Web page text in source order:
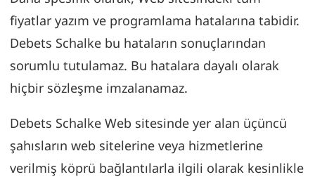
fiyatlar yazım ve programlama hatalarına tabidir.
Debets Schalke bu hataların sonuçlarından
sorumlu tutulamaz. Bu hatalara dayalı olarak
hiçbir sözleşme imzalanamaz.
Debets Schalke Web sitesinde yer alan üçüncü
şahısların web sitelerine veya hizmetlerine
verilmiş köprü bağlantılarla ilgili olarak kesinlikle